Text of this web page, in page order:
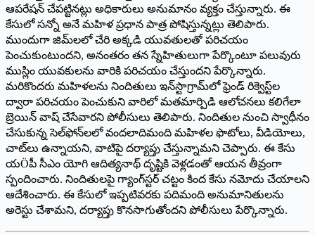
ఆపరేషన్ చేపట్టినట్లు అధికారులు అనుమానం వ్యక్తం చేస్తున్నారు. ఈ
కేసులో సన్నో అనే మహిళ ప్రధాన పాత్ర పోషిస్తున్నట్లు తెలిపారు.
ముందుగా జిమ్‌లలో చేరి అక్కడి యువతులతో పరిచయం
పెంచుకుంటుందని, అనంతరం తన స్నేహితులుగా పేర్కొంటూ పలువురు
ముస్లిం యువకులను వారికి పరిచయం చేస్తుందని పేర్కొన్నారు.
మరికొందరు మహిళలను నిందితులు ఇన్‌స్టాగ్రామ్‌లో ఫ్రెండ్ రిక్వెస్ట్‌ల
ద్వారా పరిచయం పెంచుకుని వారిలో మతమార్పిడి ఆలోచనలు కలిగేలా
బ్రెయిన్ వాష్ చేసేవారని పోలీసులు తెలిపారు. నిందితుల నుంచి స్వాధీనం
చేసుకున్న సెల్‌ఫోన్‌లలో వందలాదిమంది మహిళల ఫొటోలు, వీడియోలు,
చాట్‌లు ఉన్నాయని, వాటిపై దర్యాప్తు చేస్తున్నామని చెప్పారు. ఈ కేసు
యÖపీ సీఎం యోగి ఆదిత్యనాథ్ దృష్టికి వెళ్లడంతో ఆయన తీవ్రంగా
స్పందించారు. నిందితులపై గ్యాంగ్‌స్టర్ చట్టం కింద కేసు నమోదు చేయాలని
ఆదేశించారు. ఈ కేసులో ఇప్పటివరకు పదిమంది అనుమానితులను
అరెస్టు చేశామని, దర్యాప్తు కొనసాగుతోందని పోలీసులు పేర్కొన్నారు.